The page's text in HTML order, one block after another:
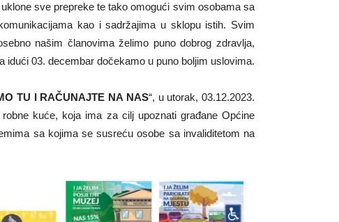
sve prepreke te tako omogući svim osobama sa
kao i sadržajima u sklopu istih. Svim
našim članovima želimo puno dobrog zdravlja,
03. decembar dočekamo u puno boljim uslovima.
TU I RAČUNAJTE NA NAS“, u utorak, 03.12.2023.
kuće, koja ima za cilj upoznati građane Općine
sa kojima se susreću osobe sa invaliditetom na